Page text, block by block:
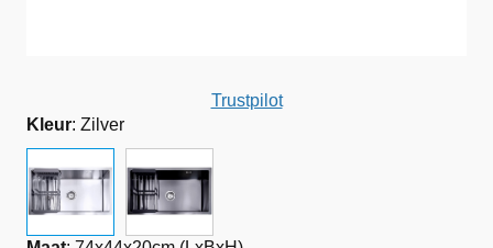
Trustpilot
Kleur: Zilver